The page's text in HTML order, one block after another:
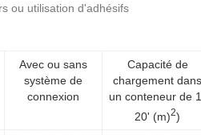
ou utilisation d'adhésifs
Avec ou sans
système de
connexion
Capacité de
chargement dans
un conteneur de
20' (m)2)